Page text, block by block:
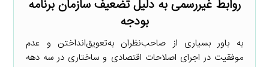
روابط غیررسمی به دلیل تضعیف سازمان برنامه
بودجه
به باور بسیاری از صاحب‌نظران به‌تعویق‌انداختن و عدم
موفقیت در اجرای اصلاحات اقتصادی و ساختاری در سه دهه